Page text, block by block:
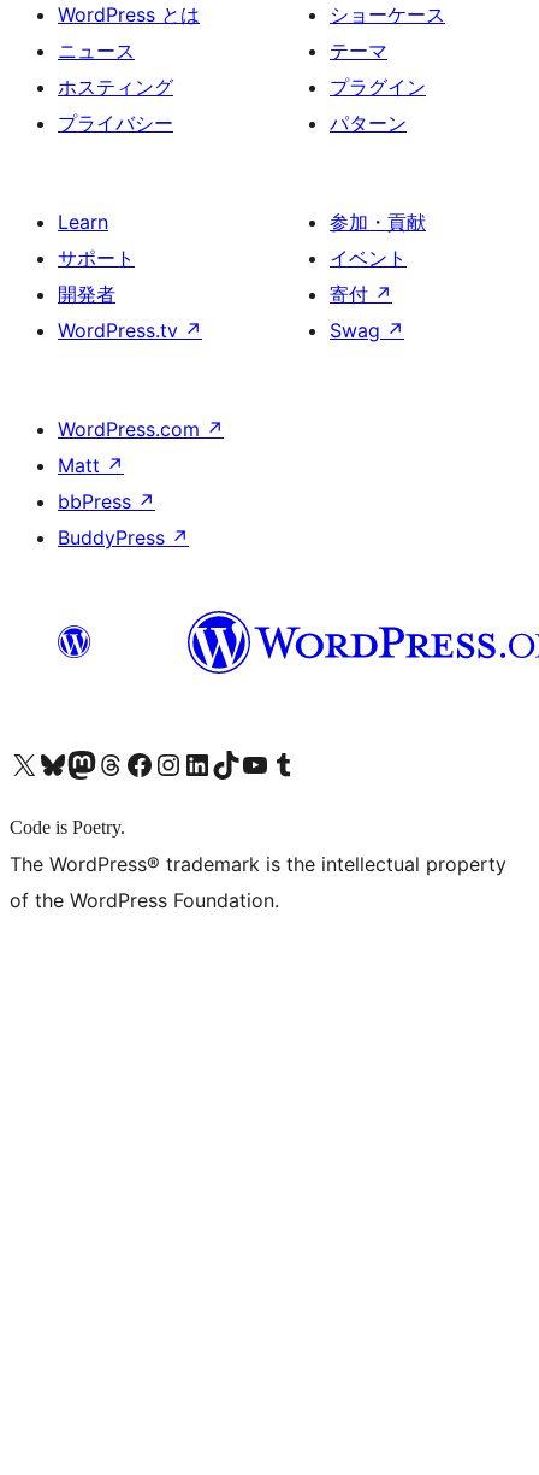
WordPress とは
ニュース
ホスティング
プライバシー
ショーケース
テーマ
プラグイン
パターン
Learn
サポート
開発者
WordPress.tv ↗
参加・貢献
イベント
寄付 ↗
Swag ↗
WordPress.com ↗
Matt ↗
bbPress ↗
BuddyPress ↗
X (旧 Twitter) アカウントへBluesky アカウントへMastodon アカウントへThreads アカウントへ Facebook ページへInstagram アカウントへ LinkedIn アカウントへTikTok アカウントへYouTube チャンネルへ Tumblr アカウントへ
Code is Poetry.
The WordPress® trademark is the intellectual property
of the WordPress Foundation.